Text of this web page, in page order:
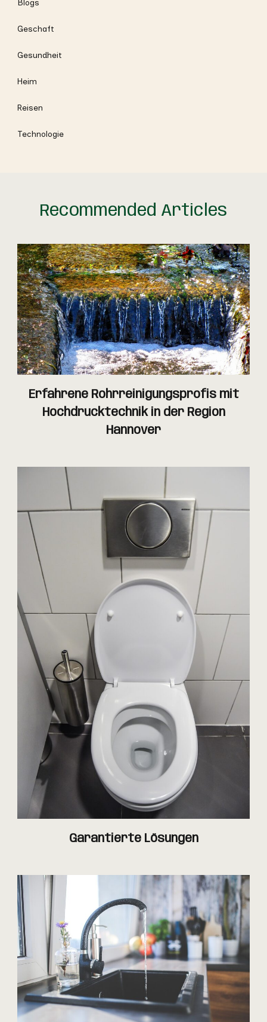
Blogs
Geschaft
Gesundheit
Heim
Reisen
Technologie
Recommended Articles
Erfahrene Rohrreinigungsprofis mit
Hochdrucktechnik in der Region
Hannover
Garantierte Lösungen